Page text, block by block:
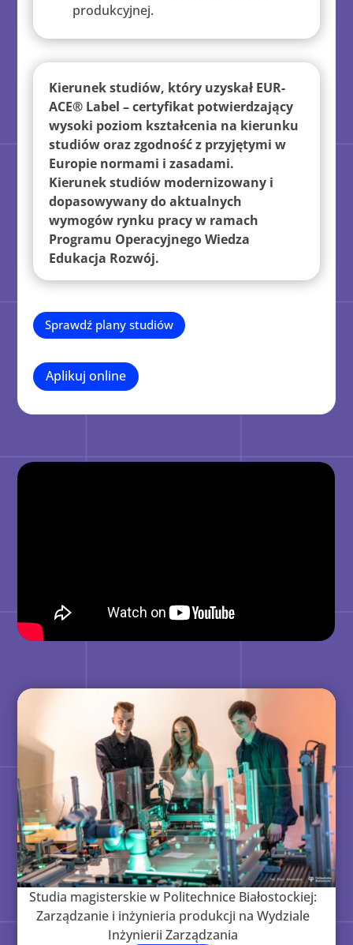
produkcyjnej.
Kierunek studiów, który uzyskał EUR-
ACE® Label – certyfikat potwierdzający
wysoki poziom kształcenia na kierunku
studiów oraz zgodność z przyjętymi w
Europie normami i zasadami.
Kierunek studiów modernizowany i
dopasowywany do aktualnych
wymogów rynku pracy w ramach
Programu Operacyjnego Wiedza
Edukacja Rozwój.
Sprawdź plany studiów
Aplikuj online
Studia magisterskie w Politechnice Białostockiej:
Zarządzanie i inżynieria produkcji na Wydziale
Inżynierii Zarządzania